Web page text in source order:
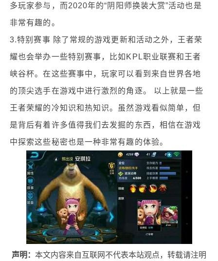
多玩家参与，而2020年的“阴阳师换装大赏”活动也是
非常有趣的。
3.特别赛事 除了常规的游戏更新和活动之外，王者荣
耀也会举办一些特别赛事，比如KPL职业联赛和王者
峡谷杯。在这些赛事中，玩家可以看到来自世界各地
的顶尖选手在游戏中进行激烈的角逐。 以上就是一些
王者荣耀的冷知识和热知识。虽然游戏看似简单，但
是背后有着许多值得我们去发掘的东西，相信在游戏
中探索这些秘密也是一种非常有趣的体验。
声明： 本文内容来自互联网不代表本站观点，转载请注明